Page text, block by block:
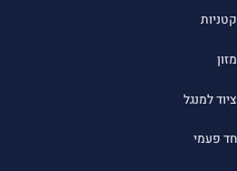
קטניות
מזון
ציוד למנגל
חד פעמי